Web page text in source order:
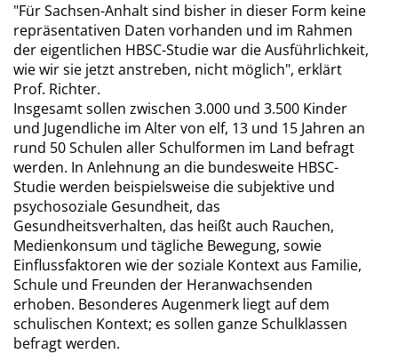
"Für Sachsen-Anhalt sind bisher in dieser Form keine
repräsentativen Daten vorhanden und im Rahmen
der eigentlichen HBSC-Studie war die Ausführlichkeit,
wie wir sie jetzt anstreben, nicht möglich", erklärt
Prof. Richter.
Insgesamt sollen zwischen 3.000 und 3.500 Kinder
und Jugendliche im Alter von elf, 13 und 15 Jahren an
rund 50 Schulen aller Schulformen im Land befragt
werden. In Anlehnung an die bundesweite HBSC-
Studie werden beispielsweise die subjektive und
psychosoziale Gesundheit, das
Gesundheitsverhalten, das heißt auch Rauchen,
Medienkonsum und tägliche Bewegung, sowie
Einflussfaktoren wie der soziale Kontext aus Familie,
Schule und Freunden der Heranwachsenden
erhoben. Besonderes Augenmerk liegt auf dem
schulischen Kontext; es sollen ganze Schulklassen
befragt werden.